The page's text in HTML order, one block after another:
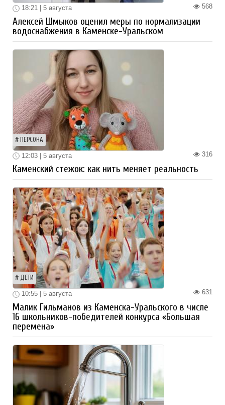
568
18:21 | 5 августа
Алексей Шмыков оценил меры по нормализации
водоснабжения в Каменске-Уральском
ПЕРСОНА
316
12:03 | 5 августа
Каменский стежок: как нить меняет реальность
ДЕТИ
631
10:55 | 5 августа
Малик Гильманов из Каменска-Уральского в числе
16 школьников-победителей конкурса «Большая
перемена»